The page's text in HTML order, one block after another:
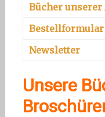
Bücher
Bestellformular
Newsletter
Unsere